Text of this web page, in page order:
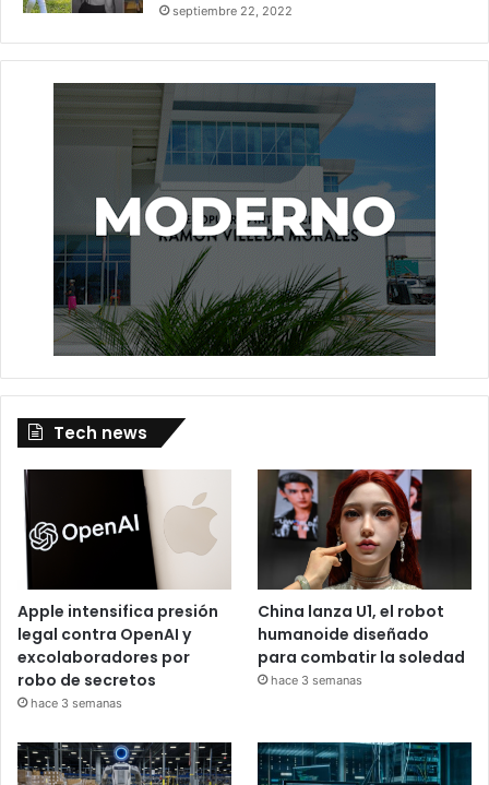
septiembre 22, 2022
Tech news
Apple intensifica presión
legal contra OpenAI y
excolaboradores por
robo de secretos
hace 3 semanas
China lanza U1, el robot
humanoide diseñado
para combatir la soledad
hace 3 semanas